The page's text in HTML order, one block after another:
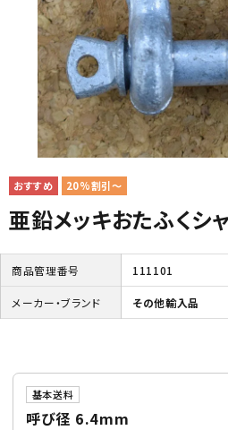
20%割引～
亜鉛メッキおたふくシ
商品管理番号 111101
メーカー・ブランド その他輸入品
基本送料
呼び径 6.4mm